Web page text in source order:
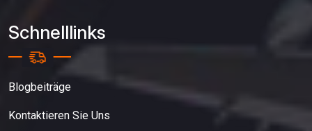
Schnelllinks
Blogbeiträge
Kontaktieren Sie Uns